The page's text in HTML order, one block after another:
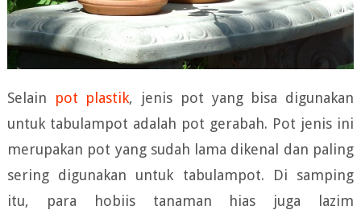
Selain pot plastik, jenis pot yang bisa digunakan
untuk tabulampot adalah pot gerabah. Pot jenis ini
merupakan pot yang sudah lama dikenal dan paling
sering digunakan untuk tabulampot. Di samping
itu, para hobiis tanaman hias juga lazim